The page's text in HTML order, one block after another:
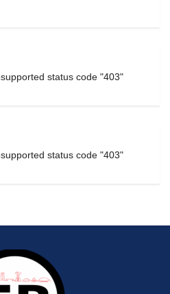
status code "403"
status code "403"